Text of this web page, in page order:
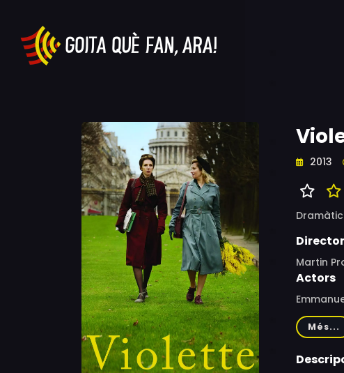
2013
Martin
Actors
Olivier
Vincent
Més...